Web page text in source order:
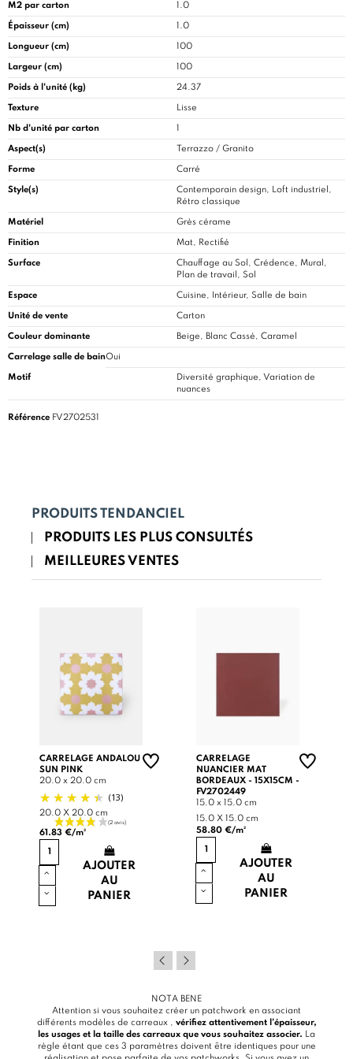
M2 par carton 1.0
Épaisseur (cm) 1.0
Longueur (cm) 100
Largeur (cm) 100
Poids à l'unité (kg) 24.37
Texture Lisse
Nb d'unité par carton 1
Aspect(s) Terrazzo / Granito
Forme Carré
Style(s)
Contemporain design, Loft industriel,
Rétro classique
Matériel Grès cérame
Finition Mat, Rectifié
Surface
Chauffage au Sol, Crédence, Mural,
Plan de travail, Sol
Espace Cuisine, Intérieur, Salle de bain
Unité de vente Carton
Couleur dominante Beige, Blanc Cassé, Caramel
Carrelage salle de bainOui
Motif
Diversité graphique, Variation de
nuances
Référence FV2702531
PRODUITS TENDANCIEL
PRODUITS LES PLUS CONSULTÉS
MEILLEURES VENTES
CARRELAGE ANDALOU
SUN PINK
20.0 x 20.0 cm
(13)
20.0 X 20.0 cm
61.83 €/m²
AJOUTER
AU
PANIER
CARRELAGE
NUANCIER MAT
BORDEAUX - 15X15CM -
FV2702449
15.0 x 15.0 cm
15.0 X 15.0 cm
58.80 €/m²
AJOUTER
AU
PANIER
NOTA BENE
Attention si vous souhaitez créer un patchwork en associant
différents modèles de carreaux , vérifiez attentivement l’épaisseur,
les usages et la taille des carreaux que vous souhaitez associer. La
règle étant que ces 3 paramètres doivent être identiques pour une